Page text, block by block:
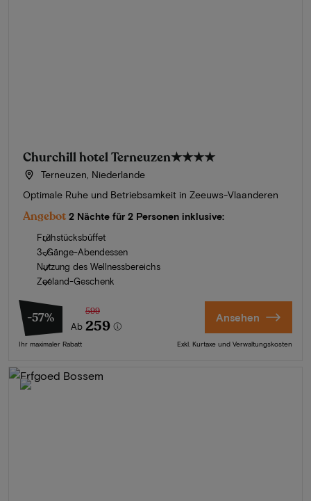
Churchill hotel Terneuzen★★★★
Terneuzen, Niederlande
Optimale Ruhe und Betriebsamkeit in Zeeuws-Vlaanderen
Angebot 2 Nächte für 2 Personen inklusive:
Frühstücksbüffet
3-Gänge-Abendessen
Nutzung des Wellnessbereichs
Zeeland-Geschenk
-57%
Ab
599
259
Ihr maximaler Rabatt
Ansehen
Exkl. Kurtaxe und Verwaltungskosten